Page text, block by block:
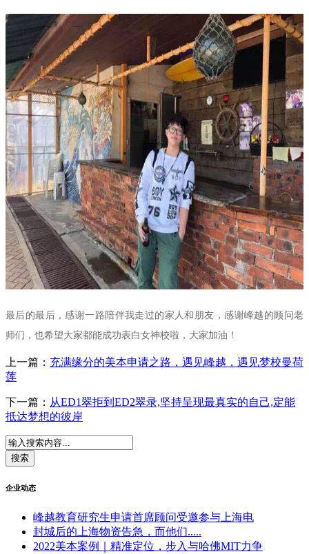
最后的最后，感谢一路陪伴我走过的家人和朋友，感谢峰越的顾问老
师们，也希望大家都能成功表白女神校啦，大家加油！
上一篇： 充满缘分的美本申请之路，遇见峰越，遇见梦校曼荷
莲
下一篇： 从ED1翠拒到ED2翠录,坚持呈现最真实的自己,定能
抵达梦想的彼岸
企业动态
峰越教育研究生申请首席顾问受邀参与上海电
封城后的上海物资告急，而他们.....
2022美本案例｜精准定位，步入与哈佛MIT力争